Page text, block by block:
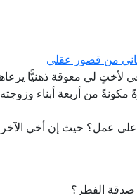
من قصور عقلي
لي معوقة ذهنيًّا
مكونةً من أربعة أبناء
عمل؟ حيث إن أخي الآخر
الفطر؟